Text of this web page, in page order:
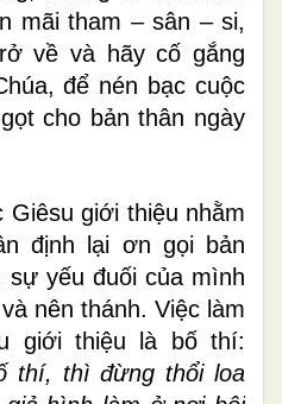
mãi tham – sân – si,
về và hãy cố gắng
để nén bạc cuộc
cho bản thân ngày
giới thiệu nhằm
định lại ơn gọi bản
sự yếu đuối của mình
nên thánh. Việc làm
giới thiệu là bố thí:
thí, thì đừng thổi loa